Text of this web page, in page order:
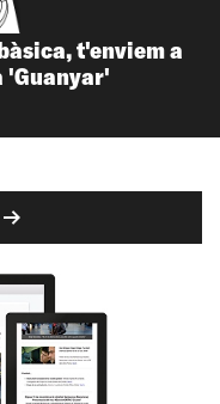
t'enviem a
'Guanyar'